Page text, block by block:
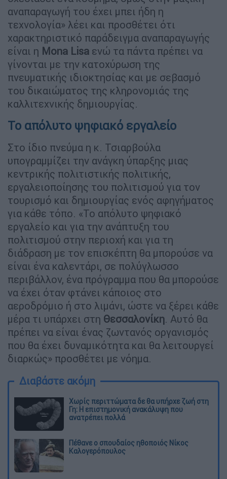
αναπαραγωγή του έχει μπει ήδη η
τεχνολογία» λέει και προσθέτει ότι
χαρακτηριστικό παράδειγμα αναπαραγωγής
είναι η Mona Lisa ενώ τα πάντα πρέπει να
γίνονται με την κατοχύρωση της
πνευματικής ιδιοκτησίας και με σεβασμό
του δικαιώματος της κληρονομιάς της
καλλιτεχνικής δημιουργίας.
Το απόλυτο ψηφιακό εργαλείο
Στο ίδιο πνεύμα η κ. Τσιαρβούλα
υπογραμμίζει την ανάγκη ύπαρξης μιας
κεντρικής πολιτιστικής πολιτικής,
εργαλειοποίησης του πολιτισμού για τον
τουρισμό και δημιουργίας ενός αφηγήματος
για κάθε τόπο. «Το απόλυτο ψηφιακό
εργαλείο και για την ανάπτυξη του
πολιτισμού στην περιοχή και για τη
διάδραση με τον επισκέπτη θα μπορούσε να
είναι ένα καλεντάρι, σε πολύγλωσσο
περιβάλλον, ένα πρόγραμμα που θα μπορούσε
να έχει όταν φτάνει κάποιος στο
αεροδρόμιο ή στο λιμάνι, ώστε να ξέρει κάθε
μέρα τι υπάρχει στη Θεσσαλονίκη. Αυτό θα
πρέπει να είναι ένας ζωντανός οργανισμός
που θα έχει δυναμικότητα και θα λειτουργεί
διαρκώς» προσθέτει με νόημα.
Διαβάστε ακόμη
Χωρίς περιττώματα δε θα υπήρχε ζωή στη
Γη: Η επιστημονική ανακάλυψη που
ανατρέπει πολλά
Πέθανε ο σπουδαίος ηθοποιός Νίκος
Καλογερόπουλος